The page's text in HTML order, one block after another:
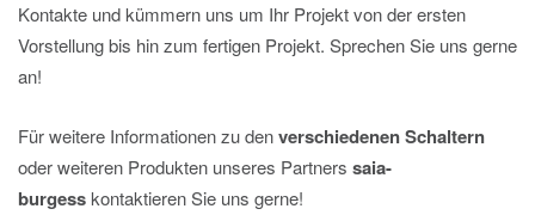
Kontakte und kümmern uns um Ihr Projekt von der ersten
Vorstellung bis hin zum fertigen Projekt. Sprechen Sie uns gerne
an!
Für weitere Informationen zu denverschiedenen Schaltern
oder weiteren Produkten unseres Partners saia-
burgesskontaktieren Sie uns gerne!